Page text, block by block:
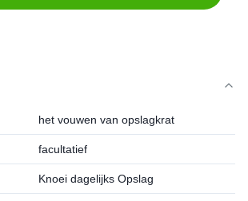
het vouwen van opslagkrat
facultatief
Knoei dagelijks Opslag